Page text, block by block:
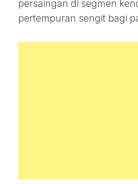
persaingan di segmen
pertempuran sengit bagi